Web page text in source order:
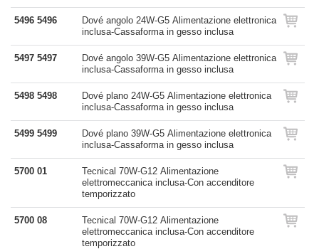
5496 5496
Dové angolo 24W-G5 Alimentazione elettronica
inclusa-Cassaforma in gesso inclusa
5497 5497
Dové angolo 39W-G5 Alimentazione elettronica
inclusa-Cassaforma in gesso inclusa
5498 5498
Dové plano 24W-G5 Alimentazione elettronica
inclusa-Cassaforma in gesso inclusa
5499 5499
Dové plano 39W-G5 Alimentazione elettronica
inclusa-Cassaforma in gesso inclusa
5700 01
Tecnical 70W-G12 Alimentazione
elettromeccanica inclusa-Con accenditore
temporizzato
5700 08
Tecnical 70W-G12 Alimentazione
elettromeccanica inclusa-Con accenditore
temporizzato